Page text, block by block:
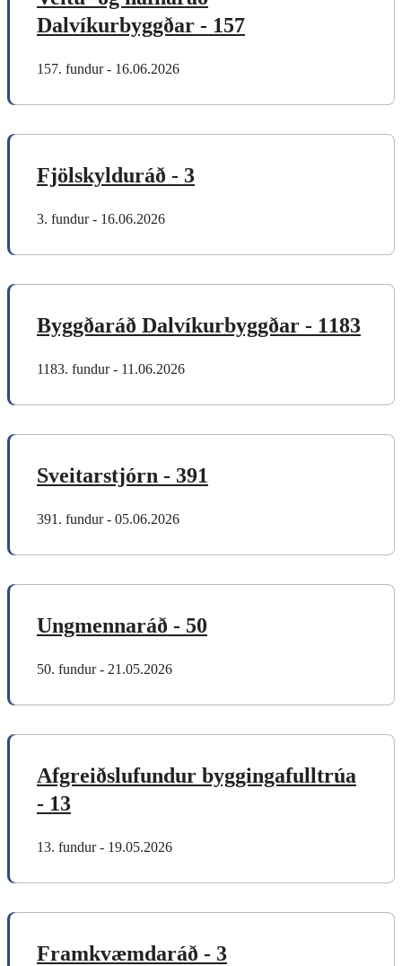
Dalvíkurbyggðar - 157
157. fundur - 16.06.2026
Fjölskylduráð - 3
3. fundur - 16.06.2026
Byggðaráð Dalvíkurbyggðar - 1183
1183. fundur - 11.06.2026
Sveitarstjórn - 391
391. fundur - 05.06.2026
Ungmennaráð - 50
50. fundur - 21.05.2026
Afgreiðslufundur byggingafulltrúa
- 13
13. fundur - 19.05.2026
Framkvæmdaráð - 3